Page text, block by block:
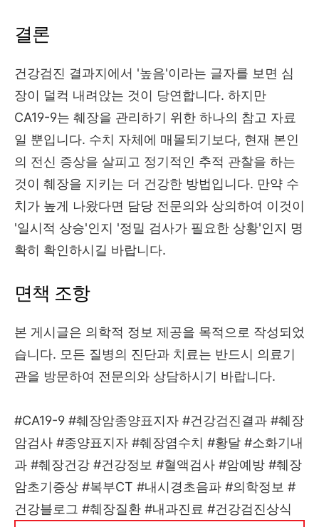
결론
건강검진 결과지에서 '높음'이라는 글자를 보면 심
장이 덜컥 내려앉는 것이 당연합니다. 하지만
CA19-9는 췌장을 관리하기 위한 하나의 참고 자료
일 뿐입니다. 수치 자체에 매몰되기보다, 현재 본인
의 전신 증상을 살피고 정기적인 추적 관찰을 하는
것이 췌장을 지키는 더 건강한 방법입니다. 만약 수
치가 높게 나왔다면 담당 전문의와 상의하여 이것이
'일시적 상승'인지 '정밀 검사가 필요한 상황'인지 명
확히 확인하시길 바랍니다.
면책 조항
본 게시글은 의학적 정보 제공을 목적으로 작성되었
습니다. 모든 질병의 진단과 치료는 반드시 의료기
관을 방문하여 전문의와 상담하시기 바랍니다.
#CA19-9 #췌장암종양표지자 #건강검진결과 #췌장
암검사 #종양표지자 #췌장염수치 #황달 #소화기내
과 #췌장건강 #건강정보 #혈액검사 #암예방 #췌장
암초기증상 #복부CT #내시경초음파 #의학정보 #
건강블로그 #췌장질환 #내과진료 #건강검진상식